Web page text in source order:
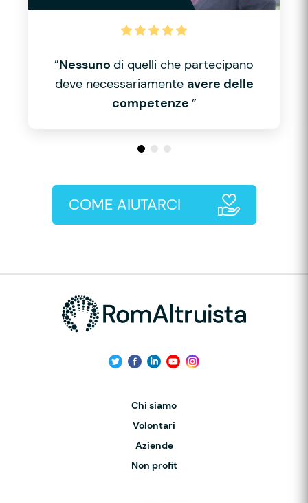
”Nessuno di quelli che partecipano
deve necessariamente avere delle
competenze ”
COME AIUTARCI
Chi siamo
Volontari
Aziende
Non profit